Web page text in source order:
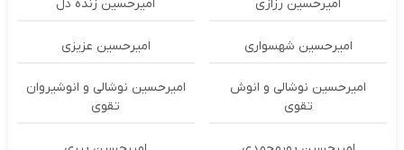
امیرحسین رزازی امیرحسین زنده دل
امیرحسین شهسواری امیرحسین عزیزی
امیرحسین نوشالی و انوش
تقوی
امیرحسین نوشالی و انوشیروان
تقوی